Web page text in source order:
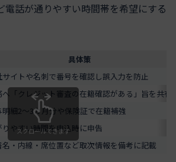
電話が通りやすい時間帯を希望にする
具体策
サイトや名刺で番号を確認し誤入力を防止
「クレジット審査の在籍確認がある」旨を共有
明細2〜3カ月分や保険証で在籍補強
りやすい時間を申込時に申告
名・内線・席位置など取次情報を備考に記載
スクロールできます